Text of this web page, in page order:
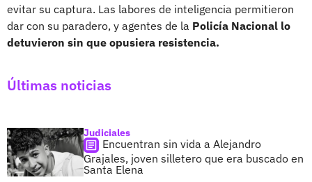
evitar su captura. Las labores de inteligencia permitieron
dar con su paradero, y agentes de la Policía Nacional lo
detuvieron sin que opusiera resistencia.
Últimas noticias
Judiciales
Encuentran sin vida a Alejandro
Grajales, joven silletero que era buscado en
Santa Elena